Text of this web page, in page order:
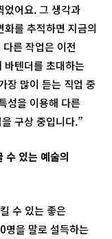
었어요. 그 생각과
를 추적하면 지금의
른 작업은 이전
바텐더를 초대하는
장 많이 듣는 직업 중
성을 이용해 다른
구상 중입니다.”
수 있는 예술의
수 있는 좋은
명을 말로 설득하는